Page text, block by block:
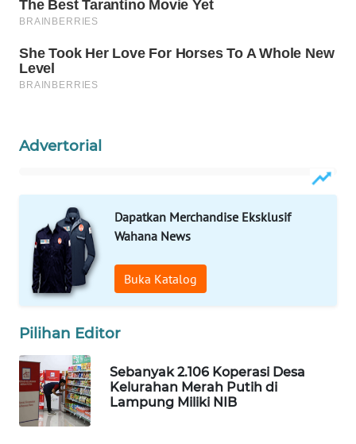
Advertorial
Dapatkan Merchandise Eksklusif
Wahana News
Buka Katalog
Pilihan Editor
Sebanyak 2.106 Koperasi Desa
Kelurahan Merah Putih di
Lampung Miliki NIB
LISTRIK
WAHANA
TRAVEL
WAHANANEWS
CO ID
WAHANANEWS
NET
SPORT
WAHANA
UMKM